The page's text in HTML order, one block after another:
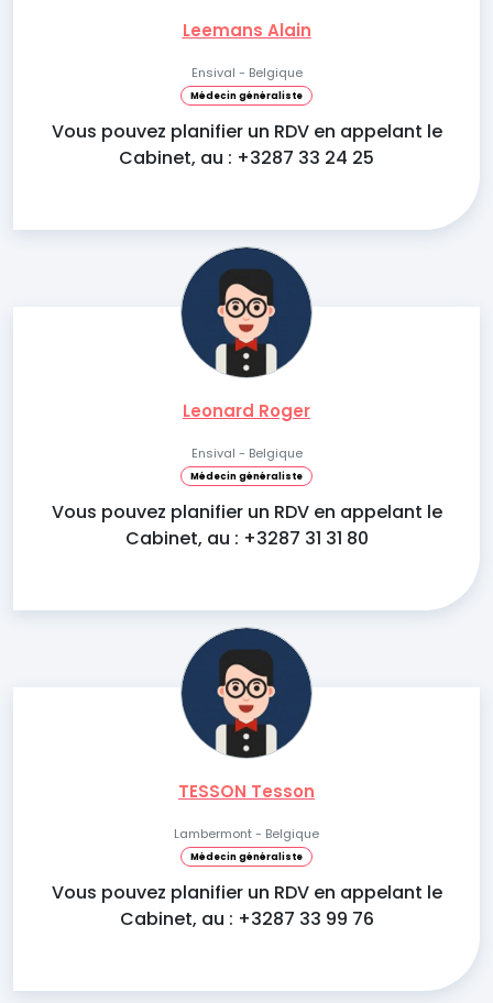
Leemans Alain
Ensival - Belgique
Médecin généraliste
Vous pouvez planifier un RDV en appelant le
Cabinet, au : +3287 33 24 25
Leonard Roger
Ensival - Belgique
Médecin généraliste
Vous pouvez planifier un RDV en appelant le
Cabinet, au : +3287 31 31 80
TESSON Tesson
Lambermont - Belgique
Médecin généraliste
Vous pouvez planifier un RDV en appelant le
Cabinet, au : +3287 33 99 76